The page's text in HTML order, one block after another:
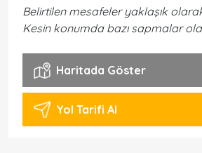
Belirtilen mesafeler yaklaşık
Kesin konumda bazı sapmalar
Haritada Göster
Yol Tarifi Al